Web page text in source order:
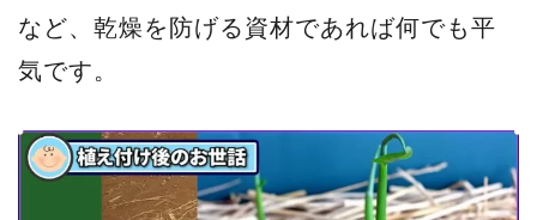
など、乾燥を防げる資材であれば何でも平
気です。